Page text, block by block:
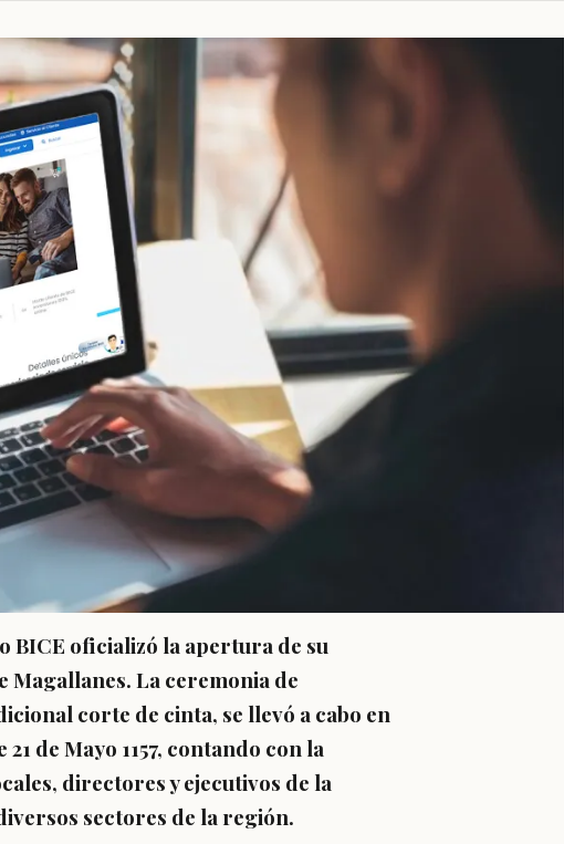
BICE oficializó la apertura de su
Magallanes. La ceremonia de
corte de cinta, se llevó a cabo en
de Mayo 1157, contando con la
directores y ejecutivos de la
sectores de la región.